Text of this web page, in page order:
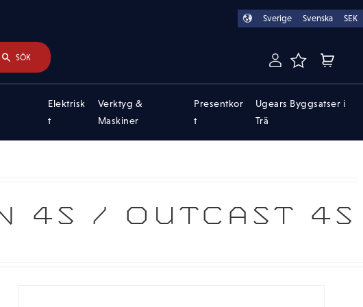
Sverige Svenska SEK
SÖK FAVORITER
Elektrisk
t
Verktyg &
Maskiner
Presentkor
t
Ugears Byggsatser i
Trä
4S / OUTCAST 4S